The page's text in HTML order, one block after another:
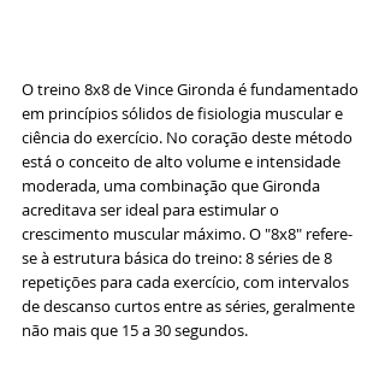
O treino 8x8 de Vince Gironda é fundamentado
em princípios sólidos de fisiologia muscular e
ciência do exercício. No coração deste método
está o conceito de alto volume e intensidade
moderada, uma combinação que Gironda
acreditava ser ideal para estimular o
crescimento muscular máximo. O "8x8" refere-
se à estrutura básica do treino: 8 séries de 8
repetições para cada exercício, com intervalos
de descanso curtos entre as séries, geralmente
não mais que 15 a 30 segundos.